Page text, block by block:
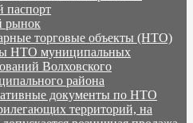
паспорт
рынок
торговые объекты (НТО)
НТО муниципальных
Волховского
района
документы по НТО
территорий, на